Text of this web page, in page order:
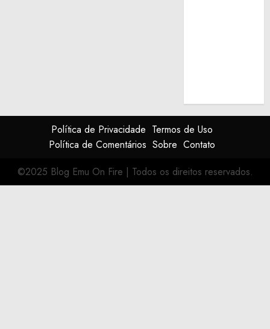
Política de Privacidade Termos de Uso
Política de Comentários Sobre Contato
©2025 Blog Emu On Fire | Todos os direitos reservados.